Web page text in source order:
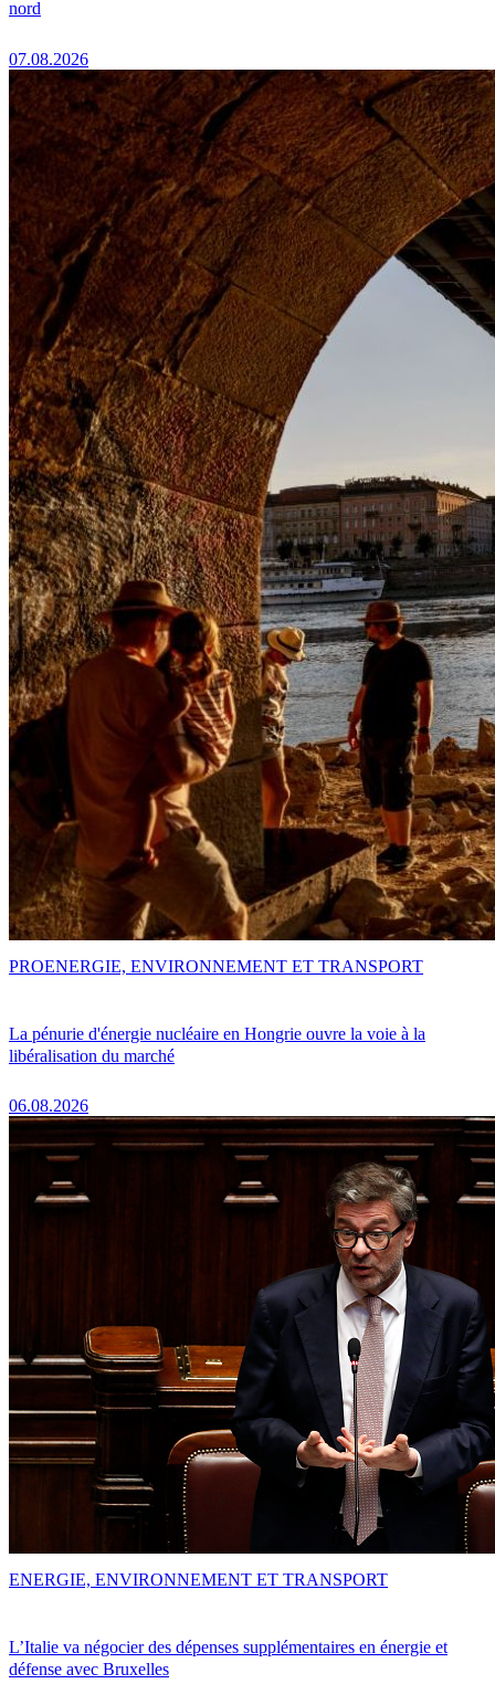
nord
07.08.2026
La pénurie d'énergie nucléaire en Hongrie ouvre la voie à la
libéralisation du marché
06.08.2026
PROENERGIE, ENVIRONNEMENT ET TRANSPORT
L’Italie va négocier des dépenses supplémentaires en énergie et
défense avec Bruxelles
ENERGIE, ENVIRONNEMENT ET TRANSPORT